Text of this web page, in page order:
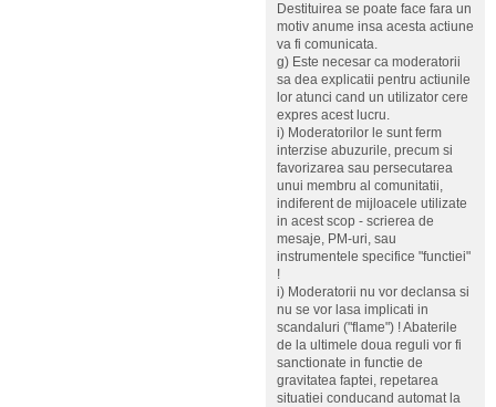
Destituirea se poate face fara un
motiv anume insa acesta actiune
va fi comunicata.
g) Este necesar ca moderatorii
sa dea explicatii pentru actiunile
lor atunci cand un utilizator cere
expres acest lucru.
i) Moderatorilor le sunt ferm
interzise abuzurile, precum si
favorizarea sau persecutarea
unui membru al comunitatii,
indiferent de mijloacele utilizate
in acest scop - scrierea de
mesaje, PM-uri, sau
instrumentele specifice "functiei"
!
i) Moderatorii nu vor declansa si
nu se vor lasa implicati in
scandaluri ("flame") ! Abaterile
de la ultimele doua reguli vor fi
sanctionate in functie de
gravitatea faptei, repetarea
situatiei conducand automat la